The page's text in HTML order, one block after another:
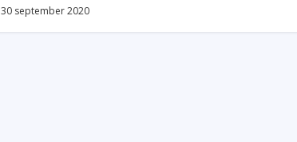
30 september 2020